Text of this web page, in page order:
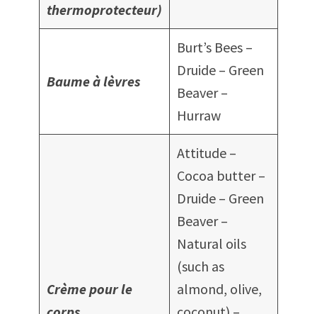
thermoprotecteur)
Baume à lèvres
Burt’s Bees –
Druide – Green
Beaver –
Hurraw
Crème pour le
Attitude –
Cocoa butter –
Druide – Green
Beaver –
Natural oils
(such as
almond, olive,